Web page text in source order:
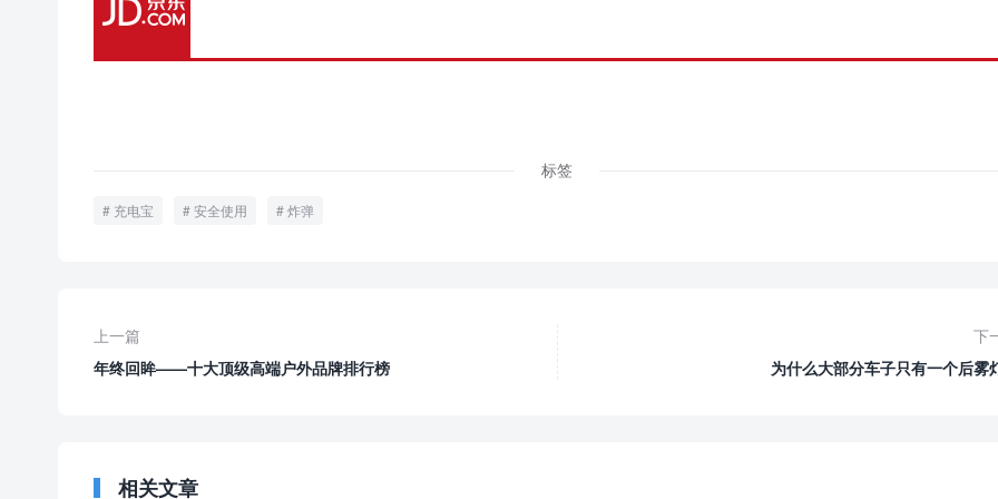
标签
充电宝 安全使用 炸弹
上一篇
年终回眸——十大顶级高端户外品牌排行榜
下
为什么大部分车子只有一个后雾
相关文章